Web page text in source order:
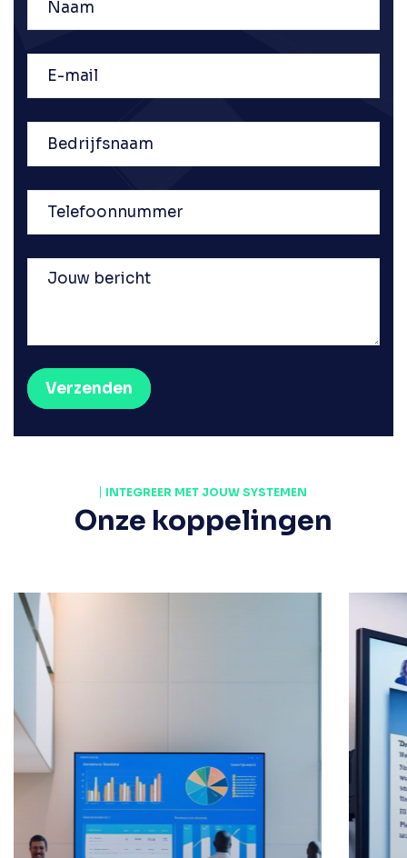
E-
mail
Bedrijfsnaam
Telefoonnummer
Jouw
bericht
Verzenden
INTEGREER MET JOUW SYSTEMEN
Onze koppelingen